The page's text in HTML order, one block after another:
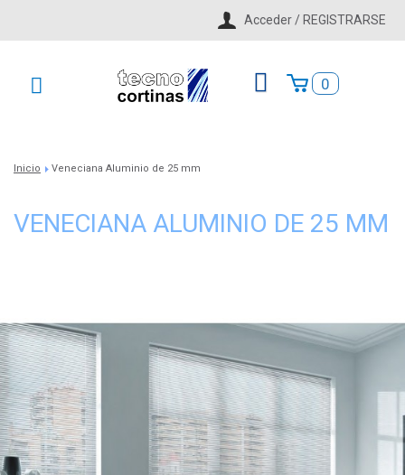
Acceder / REGISTRARSE
0
Inicio Veneciana Aluminio de 25 mm
VENECIANA ALUMINIO DE 25 MM